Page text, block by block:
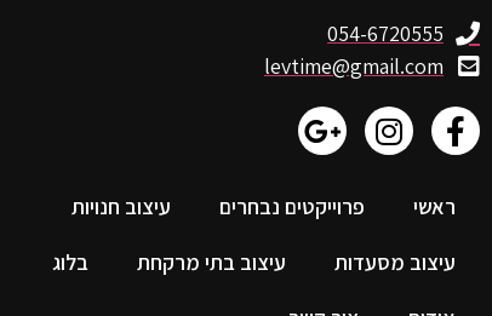
054-6720555
levtime@gmail.com
ראשי פרוייקטים נבחרים
עיצוב חנויות
עיצוב מסעדות
עיצוב בתי מרקחת
בלוג